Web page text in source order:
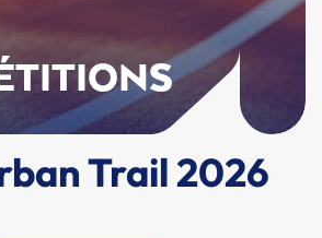
Trail 2026